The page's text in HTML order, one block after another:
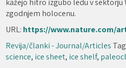
kažejo hitro izgubo ledu v
zgodnjem holocenu.
URL: https://www.nature.com/
Revija/članki - Journal/Articles
science, ice sheet, ice shelf,